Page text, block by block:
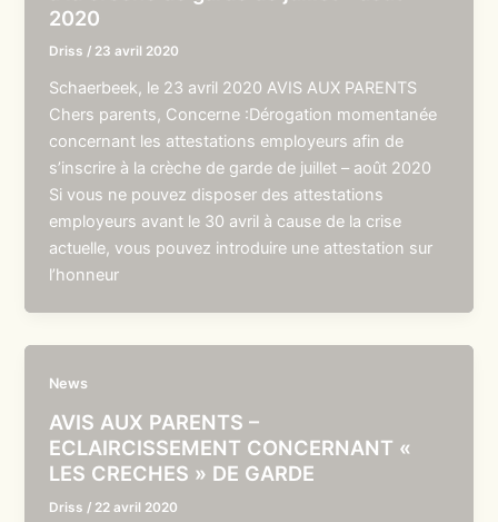
2020
Driss / 23 avril 2020
Schaerbeek, le 23 avril 2020 AVIS AUX PARENTS
Chers parents, Concerne :Dérogation momentanée
concernant les attestations employeurs afin de
s’inscrire à la crèche de garde de juillet – août 2020
Si vous ne pouvez disposer des attestations
employeurs avant le 30 avril à cause de la crise
actuelle, vous pouvez introduire une attestation sur
l’honneur
News
AVIS AUX PARENTS –
ECLAIRCISSEMENT CONCERNANT «
LES CRECHES » DE GARDE
Driss / 22 avril 2020